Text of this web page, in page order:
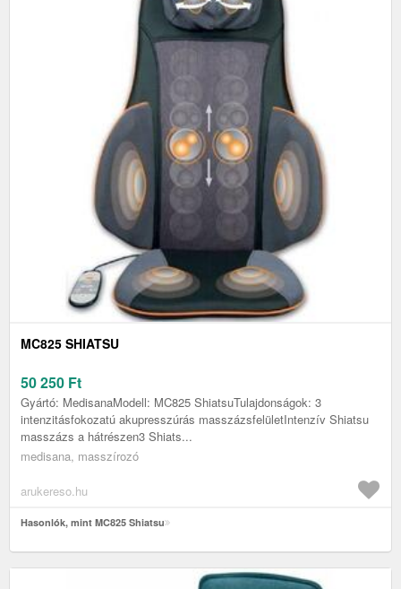
MC825 SHIATSU
50 250 Ft
Gyártó: MedisanaModell: MC825 ShiatsuTulajdonságok: 3
intenzitásfokozatú akupresszúrás masszázsfelületIntenzív Shiatsu
masszázs a hátrészen3 Shiats...
medisana, masszírozó
arukereso.hu
Hasonlók, mint MC825 Shiatsu